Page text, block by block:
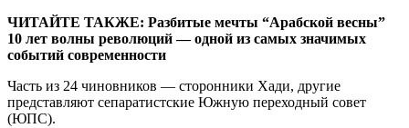
ЧИТАЙТЕ ТАКЖЕ: Разбитые мечты “Арабской весны”
10 лет волны революций — одной из самых значимых
событий современности
Часть из 24 чиновников — сторонники Хади, другие
представляют сепаратистские Южную переходный совет
(ЮПС).